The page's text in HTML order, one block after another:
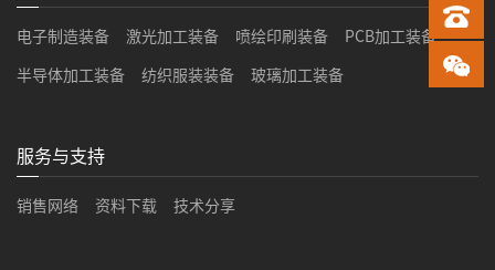
电子制造装备 激光加工装备 喷绘印刷装备
PCB加工装备
半导体加工装备
纺织服装装备 玻璃加工装备
服务与支持
销售网络 资料下载 技术分享